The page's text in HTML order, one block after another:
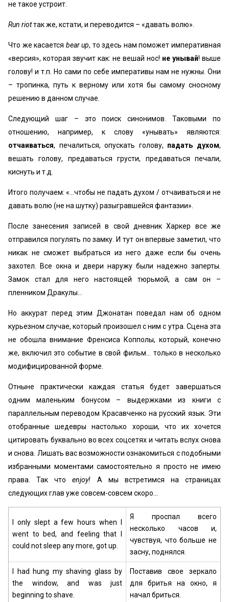
не такое устроит.
Run riotтак же, кстати, и переводится – «давать волю».
Что же касается bear up, то здесь нам поможет императивная
«версия», которая звучит как: не вешай нос! не унывай! выше
голову! и т.п. Но сами по себе императивы нам не нужны. Они
– тропинка, путь к верному или хотя бы самому сносному
решению в данном случае.
Следующий шаг – это поиск синонимов. Таковыми по
отношению, например, к слову «унывать» являются:
отчаиваться, печалиться, опускать голову, падать духом,
вешать голову, предаваться грусти, предаваться печали,
киснуть и т.д.
Итого получаем: «…чтобы не падать духом / отчаиваться и не
давать волю (не на шутку) разыгравшейся фантазии».
После занесения записей в свой дневник Харкер все же
отправился погулять по замку. И тут он впервые заметил, что
никак не сможет выбраться из него даже если бы очень
захотел. Все окна и двери наружу были надежно заперты.
Замок стал для него настоящей тюрьмой, а сам он –
пленником Дракулы…
Но аккурат перед этим Джонатан поведал нам об одном
курьезном случае, который произошел с ним с утра. Сцена эта
не обошла внимание Френсиса Копполы, который, конечно
же, включил это событие в свой фильм… только в несколько
модифицированной форме.
Отныне практически каждая статья будет завершаться
одним маленьким бонусом – выдержками из книги с
параллельным переводом Красавченко на русский язык. Эти
отобранные шедевры настолько хороши, что их хочется
цитировать буквально во всех соцсетях и читать вслух снова
и снова. Лишать вас возможности ознакомиться с подобными
избранными моментами самостоятельно я просто не имею
права. Так чтоenjoy! А мы встретимся на страницах
следующих глав уже совсем-совсем скоро…
I only slept a few hours when I
went to bed, and feeling that I
could not sleep any more, got up.
Я проспал всего
несколько часов и,
чувствуя, что больше не
засну, поднялся.
I had hung my shaving glass by
the window, and was just
beginning to shave.
Поставив свое зеркало
для бритья на окно, я
начал бриться.